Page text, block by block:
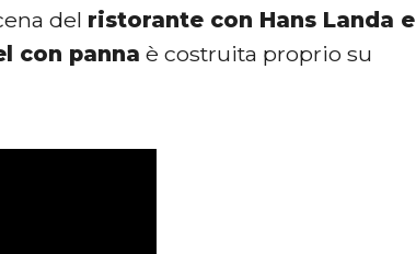
del ristorante con Hans Landa e
con panna è costruita proprio su